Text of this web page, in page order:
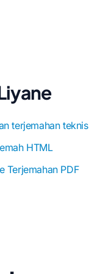
terjemahan teknis
HTML
Terjemahan PDF